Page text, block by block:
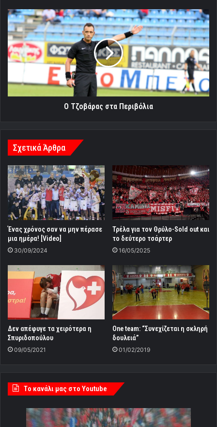
Ο
Τζοβάρας
στα
Περιβόλια
Ο Τζοβάρας στα Περιβόλια
Σχετικά Άρθρα
Ένας χρόνος σαν να μην πέρασε
μια ημέρα! [Video]
30/09/2024
Τρέλα για τον Θρύλο-Sold out και
το δεύτερο τσάρτερ
16/05/2025
Δεν απέφυγε τα χειρότερα η
Σπυριδοπούλου
09/05/2021
Οne team: “Συνεχίζεται η σκληρή
δουλειά”
01/02/2019
Tο κανάλι μας στο Youtube